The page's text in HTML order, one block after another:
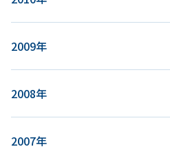
2009年
2008年
2007年